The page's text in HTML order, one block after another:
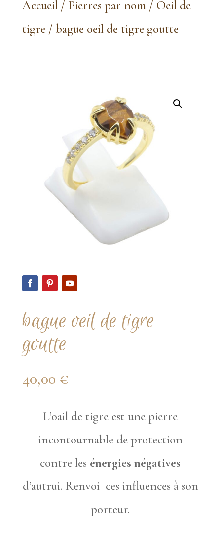
Accueil/ Pierres par nom/ Oeil de
tigre/ bague oeil de tigre goutte
bague oeil de tigre
goutte
40,00 €
L’oail de tigre est une pierre
incontournable de protection
contre les énergies négatives
d’autrui. Renvoi ces influences à son
porteur.